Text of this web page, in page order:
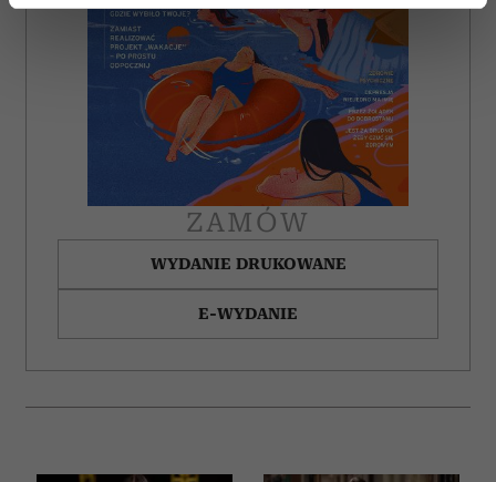
dane są przetwarzane oraz ustaw własne preferencje w
sekcji szczegółów. W Deklaracji plików cookie możesz
zmienić lub wycofać swoją zgodę w dowolnej chwili.
Wykorzystujemy pliki cookie do spersonalizowania treści
i reklam, aby oferować funkcje społecznościowe i
analizować ruch w naszej witrynie. Informacje o tym, jak
korzystasz z naszej witryny, udostępniamy partnerom
społecznościowym, reklamowym i analitycznym.
Partnerzy mogą połączyć te informacje z innymi danymi
otrzymanymi od Ciebie lub uzyskanymi podczas
korzystania z ich usług.
ZAMÓW
WYDANIE DRUKOWANE
E-WYDANIE